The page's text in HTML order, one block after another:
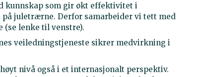
kunnskap som gir økt effektivitet i
juletrærne. Derfor samarbeider vi tett med
(se lenke til venstre).
veiledningstjeneste sikrer medvirkning i
nivå også i et internasjonalt perspektiv.